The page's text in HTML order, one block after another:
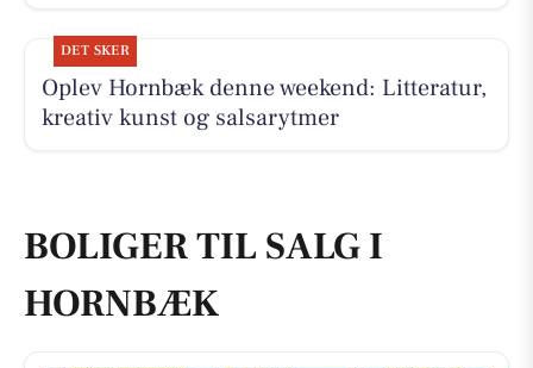
DET SKER
Oplev Hornbæk denne weekend: Litteratur,
kreativ kunst og salsarytmer
BOLIGER TIL SALG I
HORNBÆK